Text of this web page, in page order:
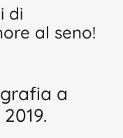
di
al seno!
a